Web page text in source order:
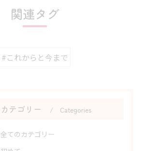
関連タグ
#これからと今まで
カテゴリー Categories
全てのカテゴリー